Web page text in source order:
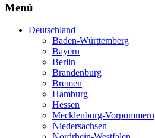
Menü
Deutschland
Baden-Württemberg
Bayern
Berlin
Brandenburg
Bremen
Hamburg
Hessen
Mecklenburg-Vorpommern
Niedersachsen